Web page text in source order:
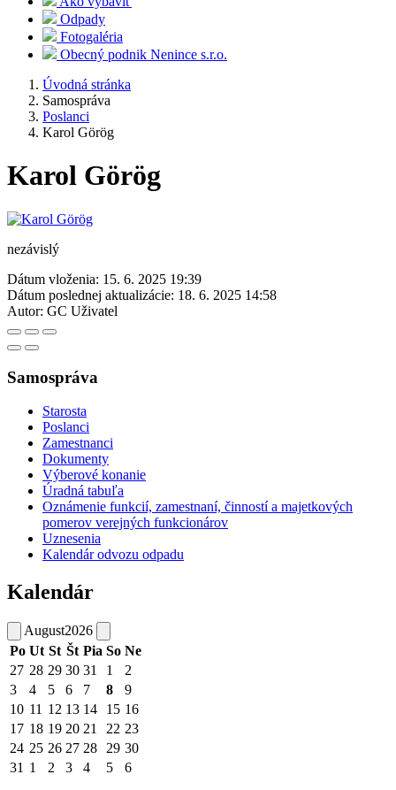
Odpady
Fotogaléria
Obecný podnik Nenince s.r.o.
Úvodná stránka
Samospráva
Poslanci
Karol Görög
Karol Görög
nezávislý
Dátum vloženia: 15. 6. 2025 19:39
Dátum poslednej aktualizácie: 18. 6. 2025 14:58
Autor: GC Uživatel
Samospráva
Starosta
Poslanci
Zamestnanci
Dokumenty
Výberové konanie
Úradná tabuľa
Oznámenie funkcií, zamestnaní, činností a majetkových
pomerov verejných funkcionárov
Uznesenia
Kalendár odvozu odpadu
Kalendár
August2026
Po Ut St Št Pia So Ne
27 28 29 30 31 1
2
3
4 5 6 7 8
9
10 11 12 13 14 15 16
17 18 19 20 21 22 23
24 25 26 27 28 29 30
31 1 2 3 4 5 6